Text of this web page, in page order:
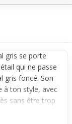
gris se porte
qui ne passe
gris foncé. Son
à ton style, avec
sans être trop